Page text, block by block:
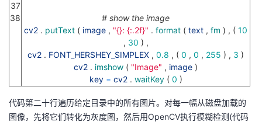
37
38
# show the image
cv2 . putText ( image , "{}: {:.2f}" . format ( text , fm ) , ( 10
, 30 ) ,
cv2 . FONT_HERSHEY_SIMPLEX , 0.8 , ( 0 , 0 , 255 ) , 3 )
cv2 . imshow ( "Image" , image )
key = cv2 . waitKey ( 0 )
代码第二十行遍历给定目录中的所有图片。对每一幅从磁盘加载的
图像，先将它们转化为灰度图，然后用OpenCV执行模糊检测(代码